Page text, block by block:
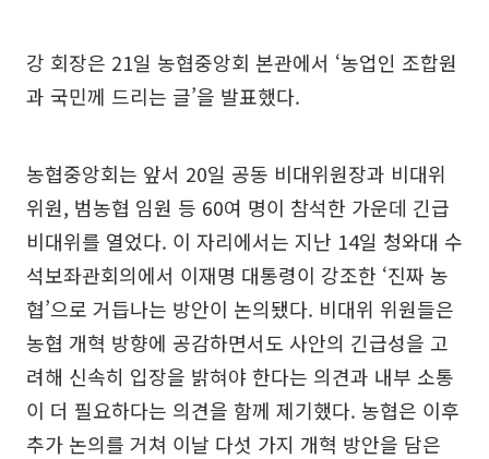
강 회장은 21일 농협중앙회 본관에서 ‘농업인 조합원
과 국민께 드리는 글’을 발표했다.
농협중앙회는 앞서 20일 공동 비대위원장과 비대위
위원, 범농협 임원 등 60여 명이 참석한 가운데 긴급
비대위를 열었다. 이 자리에서는 지난 14일 청와대 수
석보좌관회의에서 이재명 대통령이 강조한 ‘진짜 농
협’으로 거듭나는 방안이 논의됐다. 비대위 위원들은
농협 개혁 방향에 공감하면서도 사안의 긴급성을 고
려해 신속히 입장을 밝혀야 한다는 의견과 내부 소통
이 더 필요하다는 의견을 함께 제기했다. 농협은 이후
추가 논의를 거쳐 이날 다섯 가지 개혁 방안을 담은